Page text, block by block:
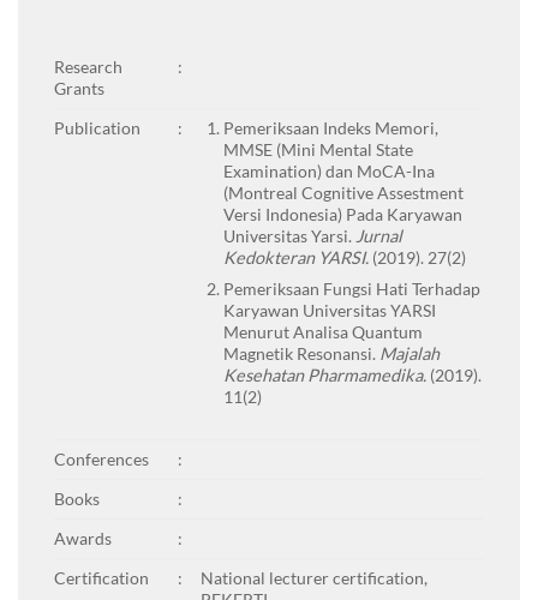
Research
Grants
:
Publication :
Pemeriksaan Indeks Memori,
MMSE (Mini Mental State
Examination) dan MoCA-Ina
(Montreal Cognitive Assestment
Versi Indonesia) Pada Karyawan
Universitas Yarsi. Jurnal
Kedokteran YARSI.(2019). 27(2)
Pemeriksaan Fungsi Hati Terhadap
Karyawan Universitas YARSI
Menurut Analisa Quantum
Magnetik Resonansi. Majalah
Kesehatan Pharmamedika.(2019).
11(2)
Conferences
:
Books
:
Awards
:
Certification
:
National lecturer certification,